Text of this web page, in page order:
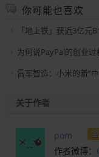
你可能也喜欢
「地上铁」获近3亿元
为何说PayPal的创业过
雷军智造：小米的新“
关于作者
pom
作者微博：